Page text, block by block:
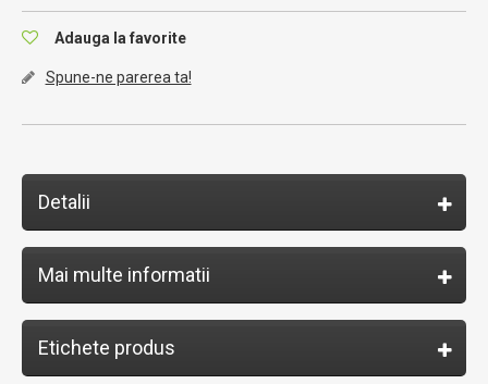
Adauga la favorite
Spune-ne parerea ta!
Detalii
Mai multe informatii
Etichete produs